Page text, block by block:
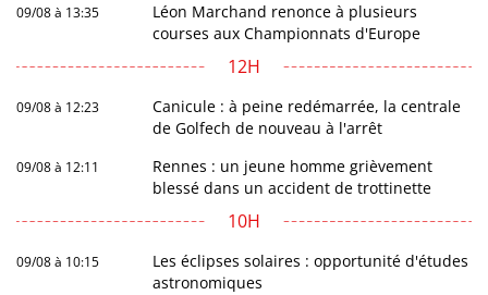
09/08 à 13:35
Léon Marchand renonce à plusieurs
courses aux Championnats d'Europe
12H
09/08 à 12:23
Canicule : à peine redémarrée, la centrale
de Golfech de nouveau à l'arrêt
09/08 à 12:11
Rennes : un jeune homme grièvement
blessé dans un accident de trottinette
10H
09/08 à 10:15
Les éclipses solaires : opportunité d'études
astronomiques